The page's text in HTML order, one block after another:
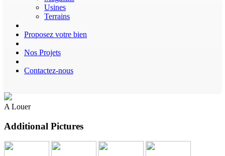
Usines
Terrains
Proposez votre bien
Nos Projets
Contactez-nous
A Louer
Additional Pictures